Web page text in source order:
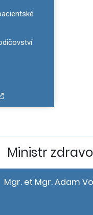
Ministr
Mgr. et Mgr. Adam